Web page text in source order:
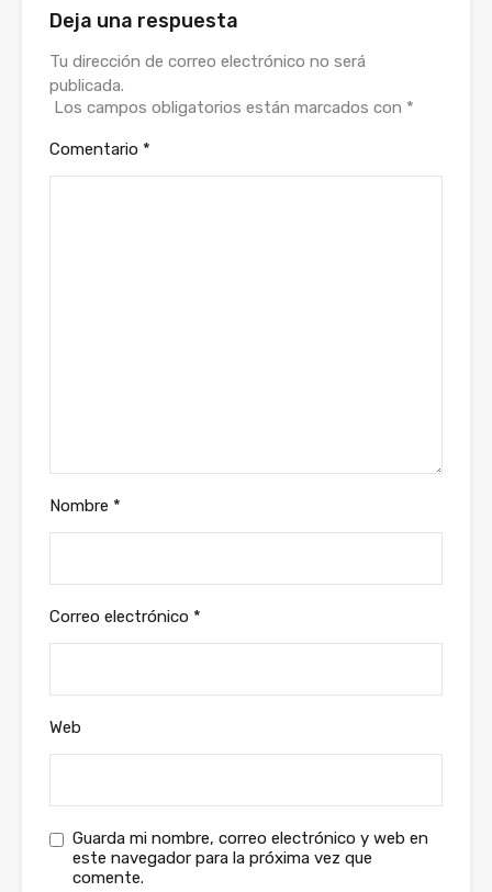
Deja una respuesta
Tu dirección de correo electrónico no será
publicada.
Los campos obligatorios están marcados con *
Comentario *
Nombre *
Correo electrónico *
Web
Guarda mi nombre, correo electrónico y web en
este navegador para la próxima vez que
comente.